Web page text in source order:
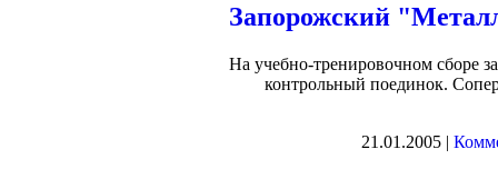
Запорожский
На учебно-тренировочном сборе
контрольный поединок.
21.01.2005 |